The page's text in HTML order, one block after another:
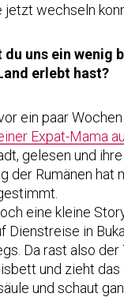
jetzt wechseln
du uns ein wenig
erlebt hast?
ein paar
Expat-Mama
gelesen und ihre
der Rumänen hat
eine kleine
Dienstreise in
Da rast also der
und zieht das
und schaut